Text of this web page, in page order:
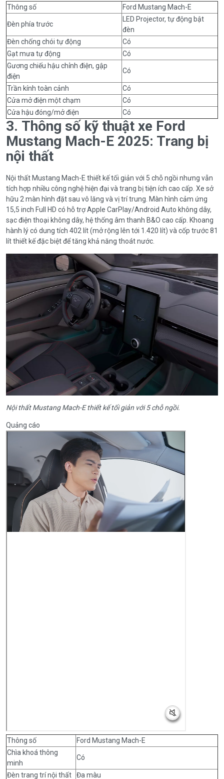
Thông số Ford Mustang Mach-E
Đèn phía trước
LED Projector, tự động bật
đèn
Đèn chống chói tự động
Có
Gạt mưa tự động
Có
Gương chiếu hậu chỉnh điện, gập
điện
Có
Trần kính toàn cảnh
Có
Cửa mở điện một chạm
Có
Cửa hậu đóng/mở điện
Có
3. Thông số kỹ thuật xe Ford
Mustang Mach-E 2025: Trang bị
nội thất
Nội thất Mustang Mach-E thiết kế tối giản với 5 chỗ ngồi nhưng vẫn
tích hợp nhiều công nghệ hiện đại và trang bị tiện ích cao cấp. Xe sở
hữu 2 màn hình đặt sau vô lăng và vị trí trung. Màn hình cảm ứng
15,5 inch Full HD có hỗ trợ Apple CarPlay/Android Auto không dây,
sạc điện thoại không dây, hệ thống âm thanh B&O cao cấp. Khoang
hành lý có dung tích 402 lít (mở rộng lên tới 1.420 lít) và cốp trước 81
lít thiết kế đặc biệt để tăng khả năng thoát nước.
Nội thất Mustang Mach-E thiết kế tối giản với 5 chỗ ngồi.
Quảng cáo
Thông số
Ford Mustang Mach-E
Chìa khoá thông
minh
Có
Đèn trang trí nội thất Đa màu